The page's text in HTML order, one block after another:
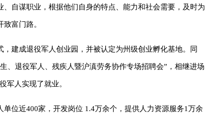
自谋职业，根据他们自身的特点、能力和社会需要，及时为
富门路。
建成退役军人创业园，并被认定为州级创业孵化基地。同
、退役军人、残疾人暨沪滇劳务协作专场招聘会”，相继进场
军人实现了就业。
位近400家，开发岗位 1.4万余个，提供人力资源服务1万余